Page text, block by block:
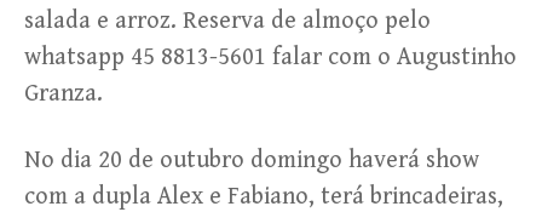
salada e arroz. Reserva de almoço pelo
whatsapp 45 8813-5601 falar com o Augustinho
Granza.
No dia 20 de outubro domingo haverá show
com a dupla Alex e Fabiano, terá brincadeiras,